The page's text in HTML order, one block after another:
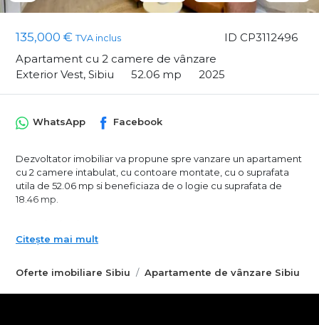
ID CP3112496
135,000 € TVA inclus
Apartament cu 2 camere de vânzare
Exterior Vest, Sibiu
52.06 mp 2025
Oferte imobiliare Sibiu Apartamente de vânzare Sibiu
WhatsApp Facebook
Dezvoltator imobiliar va propune spre vanzare un apartament
cu 2 camere intabulat, cu contoare montate, cu o suprafata
utila de 52.06 mp si beneficiaza de o logie cu suprafata de
18.46 mp.
- La alb, la pretul de 106.500 euro
- Plata in rate direct la dezvoltator este disponibila, cu avans
minim de 50%, conditiile fiind stabilite personalizat la biroul de
Citește mai mult